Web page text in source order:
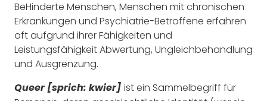
BeHinderte Menschen, Menschen mit chronischen
Erkrankungen und Psychiatrie-Betroffene erfahren
oft aufgrund ihrer Fähigkeiten und
Leistungsfähigkeit Abwertung, Ungleichbehandlung
und Ausgrenzung.
Queer [sprich: kwier] ist ein Sammelbegriff für